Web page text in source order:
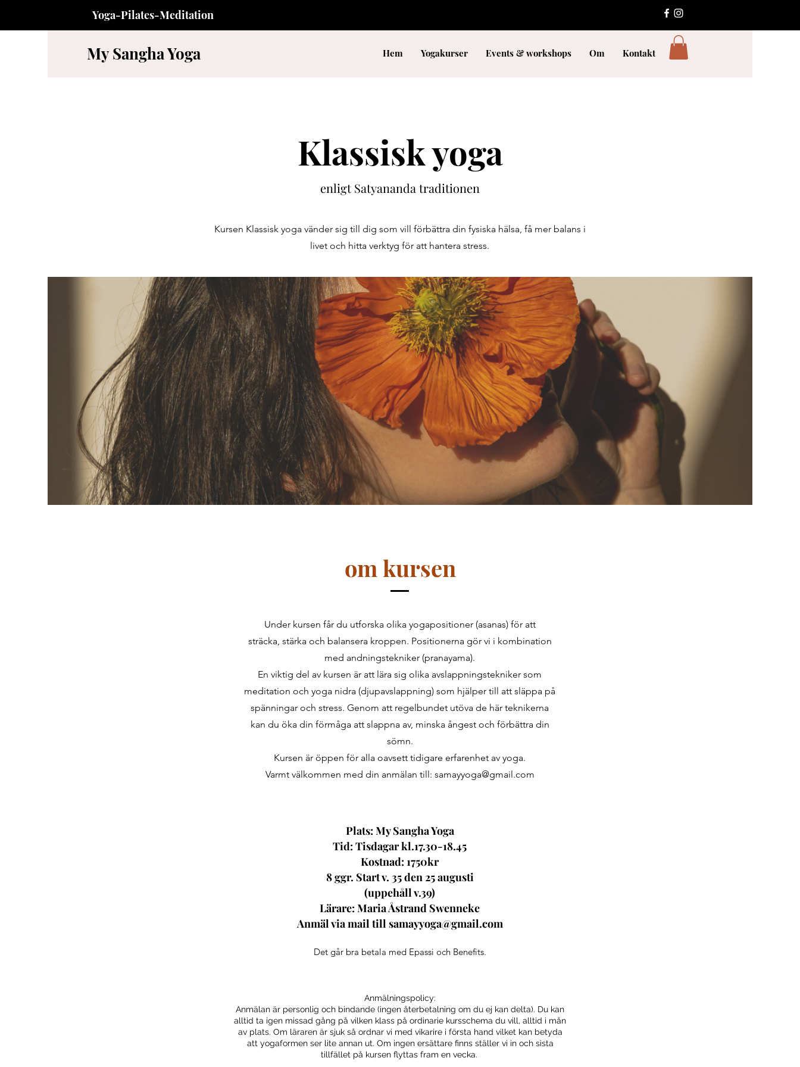
Yoga-Pilates-Meditation
My Sangha Yoga Hem Yogakurser Events & workshops Om Kontakt
Klassisk yoga
enligt Satyananda traditionen
Kursen Klassisk yoga vänder sig till dig som vill förbättra din fysiska hälsa, få mer balans i
livet och hitta verktyg för att hantera stress.
om kursen
Under kursen får du utforska olika yogapositioner (asanas) för att
sträcka, stärka och balansera kroppen. Positionerna gör vi i kombination
med andningstekniker (pranayama).
En viktig del av kursen är att lära sig olika avslappningstekniker som
meditation och yoga nidra (djupavslappning) som hjälper till att släppa på
spänningar och stress. Genom att regelbundet utöva de här teknikerna
kan du öka din förmåga att slappna av, minska ångest och förbättra din
sömn.
Kursen är öppen för alla oavsett tidigare erfarenhet av yoga.
Varmt välkommen med din anmälan till: samayyoga@gmail.com
Plats: My Sangha Yoga
Tid: Tisdagar kl.17.30-18.45
Kostnad: 1750kr
8 ggr. Start v. 35 den 25 augusti
(uppehåll v.39)
Lärare: Maria Åstrand Swenneke
Anmäl via mail till samayyoga@gmail.com
Det går bra betala med Epassi och Benefits.
Anmälningspolicy:
Anmälan är personlig och bindande (ingen återbetalning om du ej kan delta). Du kan
alltid ta igen missad gång på vilken klass på ordinarie kursschema du vill, alltid i mån
av plats. Om läraren är sjuk så ordnar vi med vikarire i första hand vilket kan betyda
att yogaformen ser lite annan ut. Om ingen ersättare finns ställer vi in och sista
tillfället på kursen flyttas fram en vecka.